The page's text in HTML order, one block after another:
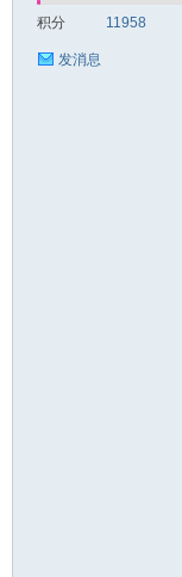
积分 11958
发消息